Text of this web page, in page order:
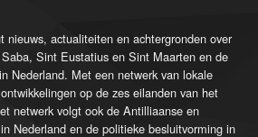
nieuws, actualiteiten en achtergronden over
Sint Eustatius en Sint Maarten en de
Nederland. Met een netwerk van lokale
op de zes eilanden van het
netwerk volgt ook de Antilliaanse en
Nederland en de politieke besluitvorming in